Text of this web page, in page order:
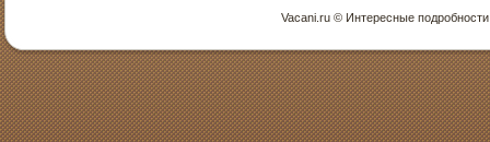
Vacani.ru © Интересные